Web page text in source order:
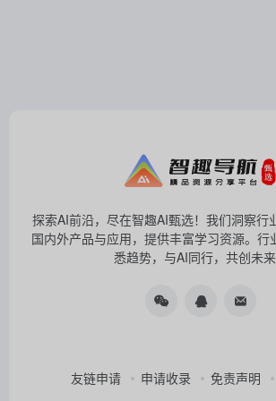
探索AI前沿，尽在智趣AI甄选！我们洞察行
国内外产品与应用，提供丰富学习资源。行
悉趋势，与AI同行，共创未来
友链申请 申请收录 免责声明